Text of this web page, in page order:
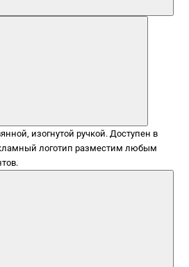
изогнутой ручкой. Доступен в
логотип разместим любым